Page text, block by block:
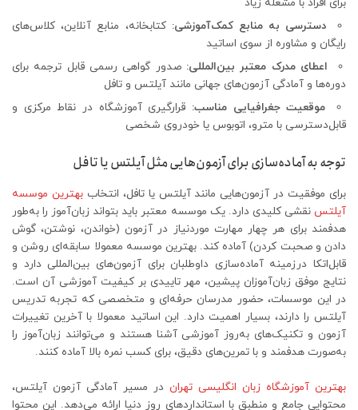
دسترسی به منابع کمک‌آموزشی: کتابخانه، منابع آنلاین، کلاس‌های
رایگان و مشاوره از سوی اساتید
اعطای مدرک معتبر بین‌المللی: صدور گواهی رسمی قابل ترجمه برای
دوره‌ها و آمادگی آزمون‌های جهانی مانند آیلتس و تافل
موقعیت جغرافیایی مناسب: قرارگیری آموزشگاه در نقاط مرکزی و
قابل‌دسترسی با مترو، اتوبوس یا خودروی شخصی
توجه به آماده‌سازی برای آزمون‌هایی مثل آیلتس یا تافل
برای موفقیت در آزمون‌هایی مانند آیلتس یا تافل، انتخاببهترین موسسه
آیلتس نقشی کلیدی دارد. یک موسسه معتبر باید بتواند زبان‌آموز را به‌طور
هدفمند برای هر چهار مهارت موردنیاز در آزمون (خواندن، نوشتن، گوش
دادن و صحبت کردن) آماده کند. بهترین موسسه معمولا سابقه‌ای روشن و
قابل‌اتکا درزمینه آماده‌سازی داوطلبان برای آزمون‌های بین‌المللی دارد و
نتایج موفق زبان‌آموزان پیشین، مهر تاییدی بر کیفیت آموزشی آن است.
در این موسسات، حضور مدرسان حرفه‌ای و متخصصی که تجربه تدریس
آیلتس را دارند، بسیار اهمیت دارد. این اساتید معمولا با آخرین تغییرات
آزمون و تکنیک‌های به‌روز آموزشی آشنا هستند و می‌توانند زبان‌آموز را
به‌صورت هدفمند و با تمرین‌های دقیق، برای کسب نمره بالا آماده کنند.
بهترین آموزشگاه زبان انگلیسی تهران در مسیر آمادگی آزمون آیلتس،
محتوایی جامع و منطبق با استانداردهای روز دنیا ارائه می‌دهد. این محتوا